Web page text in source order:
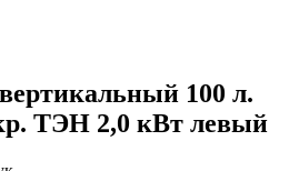
100 л.
ТЭН 2,0 кВт левый